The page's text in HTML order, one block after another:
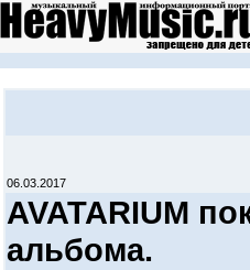
06.03.2017
AVATARIUM
альбома.